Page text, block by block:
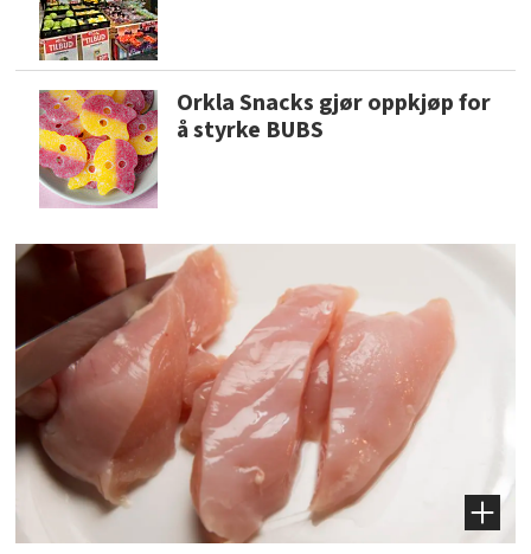
Orkla Snacks gjør oppkjøp for
å styrke BUBS